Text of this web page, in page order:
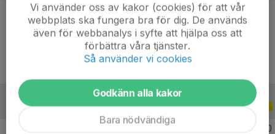
Ålder 12 år
ALLA SERIER ALLA ÅR
0
Vi använder oss av kakor (cookies) för att vår
webbplats ska fungera bra för dig. De används
även för webbanalys i syfte att hjälpa oss att
förbättra våra tjänster.
Så använder vi cookies
Godkänn alla kakor
Bara nödvändiga